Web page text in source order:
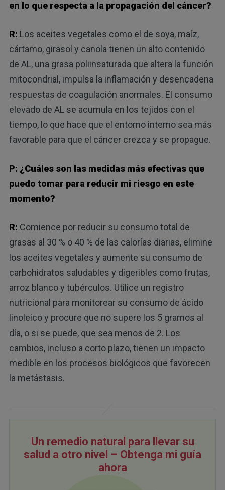
en lo que respecta a la propagación del cáncer?
R: Los aceites vegetales como el de soya, maíz,
cártamo, girasol y canola tienen un alto contenido
de AL, una grasa poliinsaturada que altera la función
mitocondrial, impulsa la inflamación y desencadena
respuestas de coagulación anormales. El consumo
elevado de AL se acumula en los tejidos con el
tiempo, lo que hace que el entorno interno sea más
favorable para que el cáncer crezca y se propague.
P: ¿Cuáles son las medidas más efectivas que
puedo tomar para reducir mi riesgo en este
momento?
R: Comience por reducir su consumo total de
grasas al 30 % o 40 % de las calorías diarias, elimine
los aceites vegetales y aumente su consumo de
carbohidratos saludables y digeribles como frutas,
arroz blanco y tubérculos. Utilice un registro
nutricional para monitorear su consumo de ácido
linoleico y procure que no supere los 5 gramos al
día, o si se puede, que sea menos de 2. Los
cambios, incluso a corto plazo, tienen un impacto
medible en los procesos biológicos que favorecen
la metástasis.
Un remedio natural para llevar su
salud a otro nivel – Obtenga mi guía
ahora